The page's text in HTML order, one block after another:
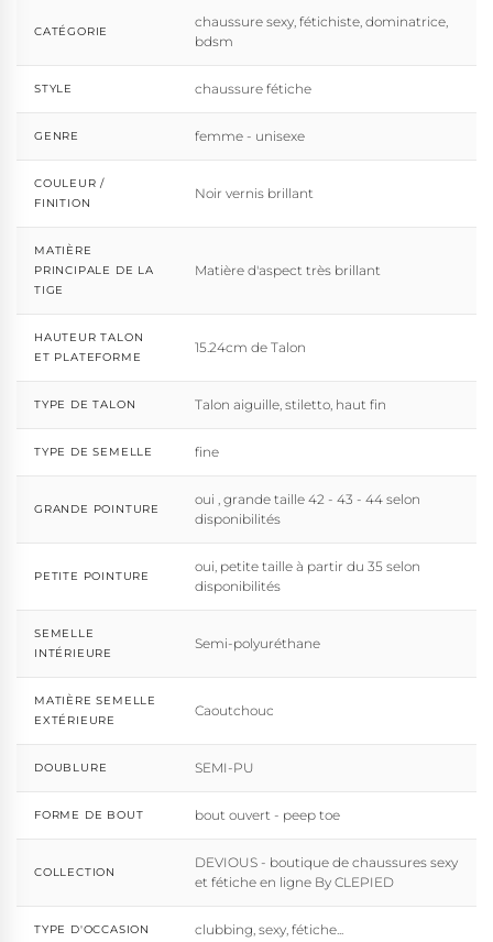
CATÉGORIE
chaussure sexy, fétichiste, dominatrice,
bdsm
STYLE chaussure fétiche
GENRE femme - unisexe
COULEUR /
FINITION
Noir vernis brillant
MATIÈRE
PRINCIPALE DE LA
TIGE
Matière d'aspect très brillant
HAUTEUR TALON
ET PLATEFORME
15.24cm de Talon
TYPE DE TALON Talon aiguille, stiletto, haut fin
TYPE DE SEMELLE fine
GRANDE POINTURE
oui , grande taille 42 - 43 - 44 selon
disponibilités
PETITE POINTURE
oui, petite taille à partir du 35 selon
disponibilités
SEMELLE
INTÉRIEURE
Semi-polyuréthane
MATIÈRE SEMELLE
EXTÉRIEURE
Caoutchouc
DOUBLURE SEMI-PU
FORME DE BOUT bout ouvert - peep toe
COLLECTION
DEVIOUS - boutique de chaussures sexy
et fétiche en ligne By CLEPIED
TYPE D'OCCASION clubbing, sexy, fétiche...